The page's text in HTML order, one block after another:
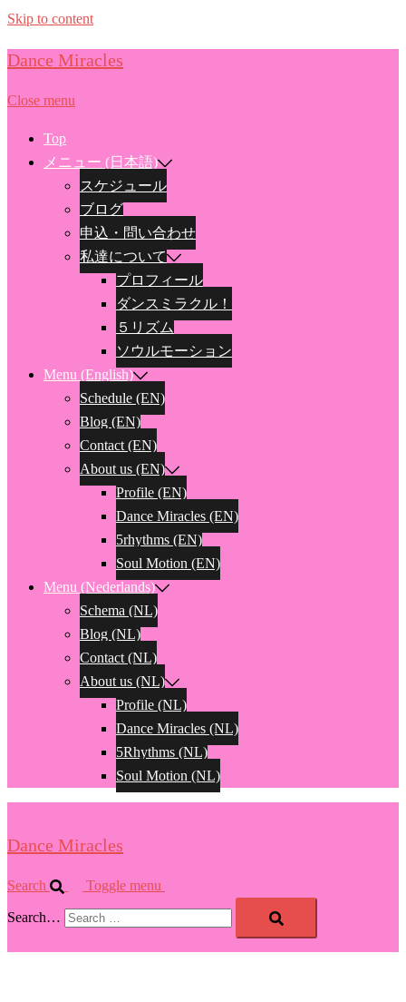
Skip to content
Dance Miracles
Close menu
Top
メニュー (日本語)
スケジュール
ブログ
申込・問い合わせ
私達について
プロフィール
ダンスミラクル！
５リズム
ソウルモーション
Menu (English)
Schedule (EN)
Blog (EN)
Contact (EN)
About us (EN)
Profile (EN)
Dance Miracles (EN)
5rhythms (EN)
Soul Motion (EN)
Menu (Nederlands)
Schema (NL)
Blog (NL)
Contact (NL)
About us (NL)
Profile (NL)
Dance Miracles (NL)
5Rhythms (NL)
Soul Motion (NL)
Dance Miracles
Search Toggle menu
Search…